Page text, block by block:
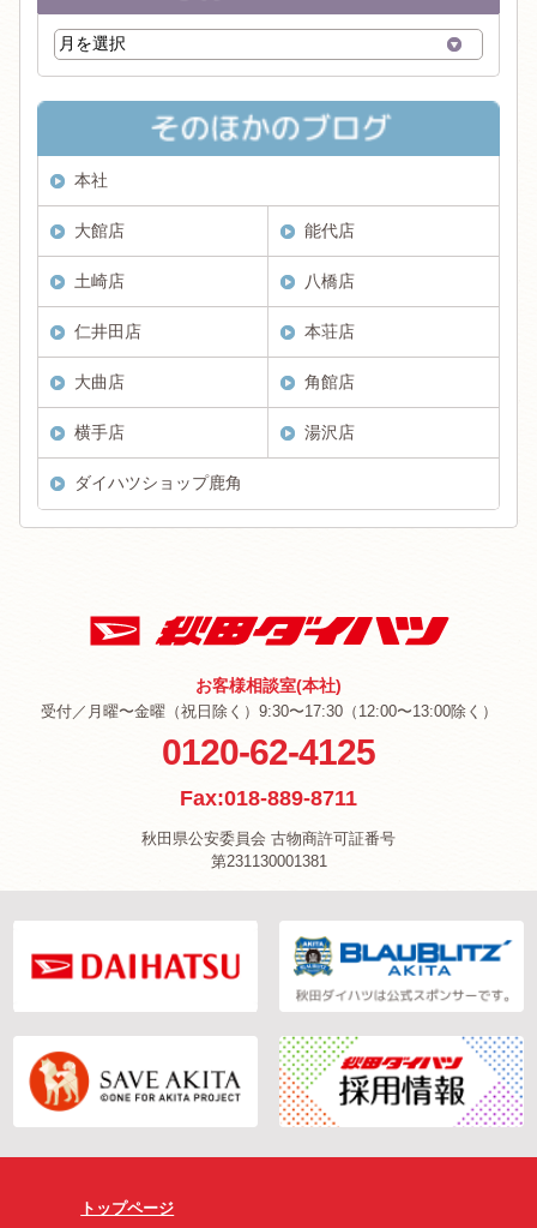
本社
大館店 能代店
土崎店 八橋店
仁井田店 本荘店
大曲店 角館店
横手店 湯沢店
ダイハツショップ鹿角
お客様相談室(本社)
受付／月曜〜金曜（祝日除く）9:30〜17:30（12:00〜13:00除く）
0120-62-4125
Fax:018-889-8711
秋田県公安委員会 古物商許可証番号
第231130001381
トップページ